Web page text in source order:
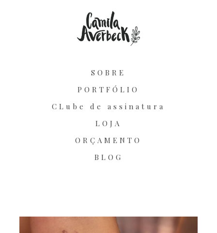
SOBRE
PORTFÓLIO
CLube de assinatura
LOJA
ORÇAMENTO
BLOG